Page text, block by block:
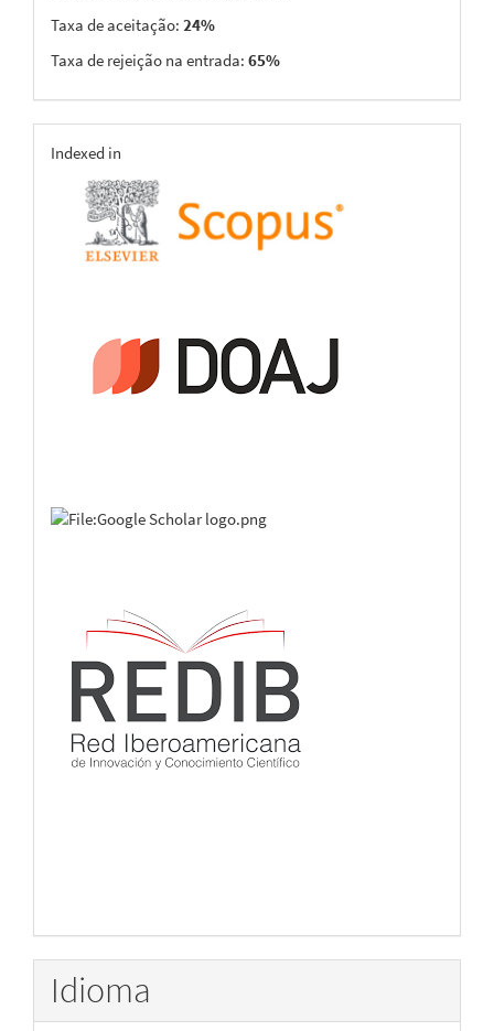
Taxa de aceitação: 24%
Taxa de rejeição na entrada: 65%
indexing
Indexed in
Idioma